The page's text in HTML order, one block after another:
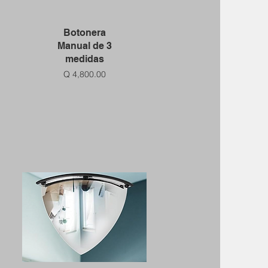
Vista rápida
Botonera
Manual de 3
medidas
Precio
Q 4,800.00